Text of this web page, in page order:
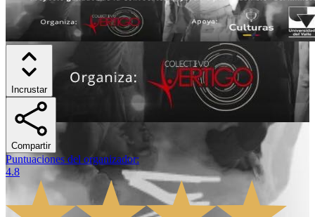
Incrustar
Compartir
Puntuaciones del organizador:
4.8